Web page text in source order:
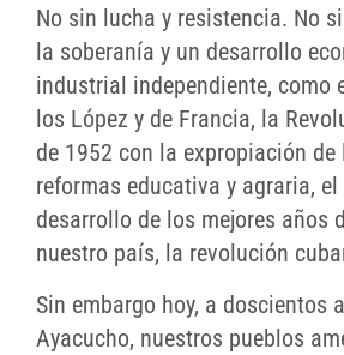
No sin lucha y resistencia. No
la soberanía y un desarrollo
industrial independiente, como
los López y de Francia, la
de 1952 con la expropiación
reformas educativa y agraria,
desarrollo de los mejores años
nuestro país, la revolución
Sin embargo hoy, a doscientos
Ayacucho, nuestros pueblos